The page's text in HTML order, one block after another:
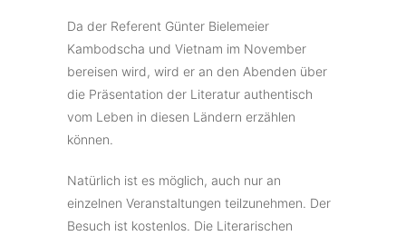
Da der Referent Günter Bielemeier
Kambodscha und Vietnam im November
bereisen wird, wird er an den Abenden über
die Präsentation der Literatur authentisch
vom Leben in diesen Ländern erzählen
können.
Natürlich ist es möglich, auch nur an
einzelnen Veranstaltungen teilzunehmen. Der
Besuch ist kostenlos. Die Literarischen